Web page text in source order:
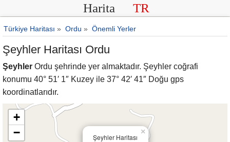
Harita TR
Türkiye Haritası » Ordu » Önemli Yerler
Şeyhler Haritası Ordu
Şeyhler Ordu şehrinde yer almaktadır. Şeyhler coğrafi
konumu 40° 51′ 1″ Kuzey ile 37° 42′ 41″ Doğu gps
koordinatlarıdır.
Şeyhler Haritası
×
+
−